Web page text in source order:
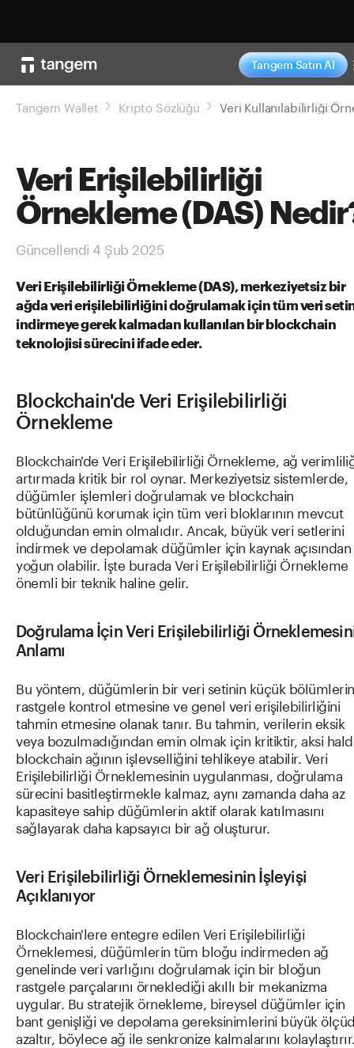
Tangem Satın Al
Tangem Wallet Kripto Sözlüğü
Veri Erişilebilirliği
Örnekleme (DAS)
Güncellendi 4 Şub 2025
Veri Erişilebilirliği Örnekleme (DAS), merkeziyetsiz bir
ağda veri erişilebilirliğini doğrulamak için tüm veri
indirmeye gerek kalmadan kullanılan bir blockchain
teknolojisi sürecini ifade eder.
Blockchain'de Veri Erişilebilirliği
Örnekleme
Blockchain'de Veri Erişilebilirliği Örnekleme, ağ
artırmada kritik bir rol oynar. Merkeziyetsiz sistemlerde,
düğümler işlemleri doğrulamak ve blockchain
bütünlüğünü korumak için tüm veri bloklarının mevcut
olduğundan emin olmalıdır. Ancak, büyük veri setlerini
indirmek ve depolamak düğümler için kaynak açısından
yoğun olabilir. İşte burada Veri Erişilebilirliği Örnekleme
önemli bir teknik haline gelir.
Doğrulama İçin Veri Erişilebilirliği
Anlamı
Bu yöntem, düğümlerin bir veri setinin küçük
rastgele kontrol etmesine ve genel veri erişilebilirliğini
tahmin etmesine olanak tanır. Bu tahmin, verilerin eksik
veya bozulmadığından emin olmak için kritiktir, aksi
blockchain ağının işlevselliğini tehlikeye atabilir. Veri
Erişilebilirliği Örneklemesinin uygulanması, doğrulama
sürecini basitleştirmekle kalmaz, aynı zamanda daha az
kapasiteye sahip düğümlerin aktif olarak katılmasını
sağlayarak daha kapsayıcı bir ağ oluşturur.
Veri Erişilebilirliği Örneklemesinin İşleyişi
Açıklanıyor
Blockchain'lere entegre edilen Veri Erişilebilirliği
Örneklemesi, düğümlerin tüm bloğu indirmeden ağ
genelinde veri varlığını doğrulamak için bir bloğun
rastgele parçalarını örneklediği akıllı bir mekanizma
uygular. Bu stratejik örnekleme, bireysel düğümler için
bant genişliği ve depolama gereksinimlerini büyük
azaltır, böylece ağ ile senkronize kalmalarını